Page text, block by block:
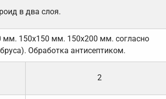
в два слоя.
мм. 150х150 мм. 150х200 мм. согласно
Обработка антисептиком.
2